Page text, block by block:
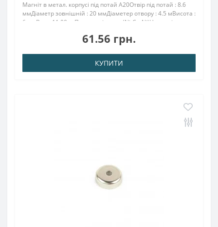
Магніт в метал. корпусі під потай A20Отвір під потай : 8.6
ммДіаметр зовнішній : 20 ммДіаметер отвору : 4.5 мВисота :
6 ммВага: 11,00 грПоверх. нікель .: (Ni-Cu-Ni)Намагнічення:
61.56 грн.
КУПИТИ